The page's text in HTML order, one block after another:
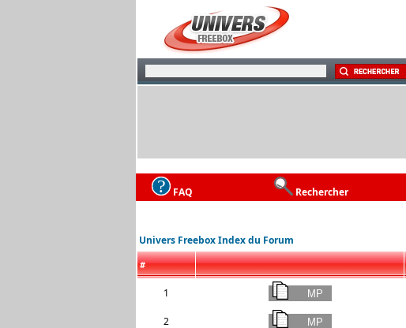
FAQ Rechercher
Univers Freebox Index du Forum
#
1
2